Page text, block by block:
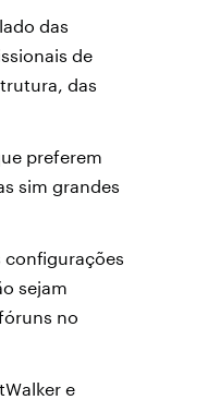
das
de
das
preferem
sim grandes
configurações
sejam
no
e